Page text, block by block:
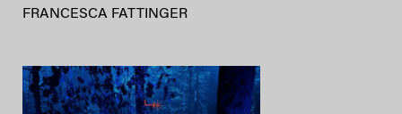
FRANCESCA FATTINGER